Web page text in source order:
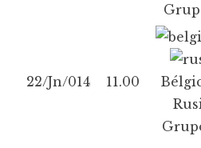
22/Jn/014 11.00